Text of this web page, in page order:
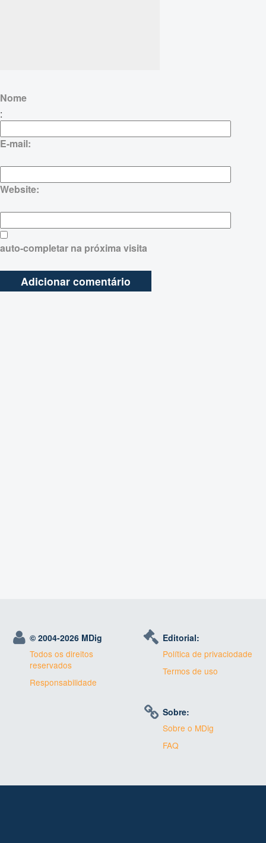
Nome
:
E-mail:
Website:
auto-completar na próxima visita
© 2004-2026 MDig
Todos os direitos
reservados
Responsabilidade
Editorial:
Política de privaciodade
Termos de uso
Sobre:
Sobre o MDig
FAQ